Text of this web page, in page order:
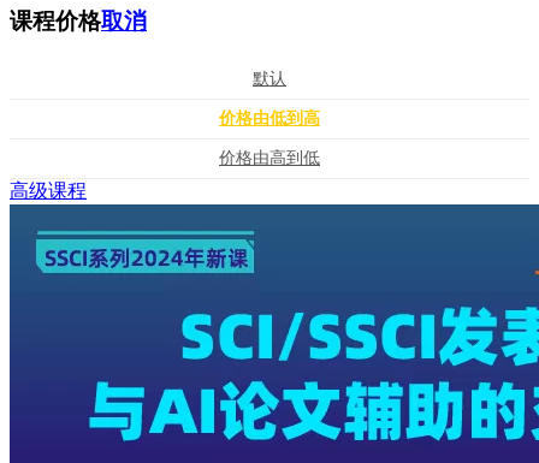
课程价格取消
默认
价格由低到高
价格由高到低
高级课程